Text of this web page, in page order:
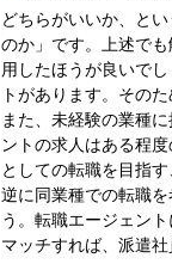
どちらがいいか、と
のか」です。上述で
用したほうが良いで
トがあります。その
また、未経験の業種
ントの求人はある程
としての転職を目指
逆に同業種での転職
う。転職エージェン
マッチすれば、派遣